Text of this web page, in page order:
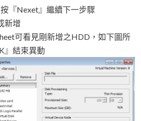
『Nexet』繼續下一步驟
新增
可看見剛新增之HDD，如下圖所
』結束異動